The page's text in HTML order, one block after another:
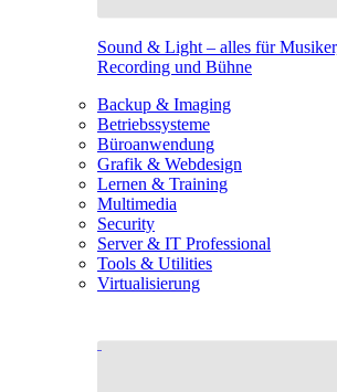
Sound & Light – alles für
Recording und Bühne
Backup & Imaging
Betriebssysteme
Büroanwendung
Grafik & Webdesign
Lernen & Training
Multimedia
Security
Server & IT Professional
Tools & Utilities
Virtualisierung